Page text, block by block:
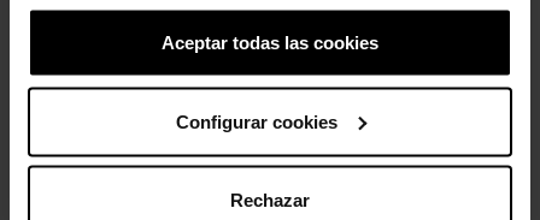
Aceptar todas las cookies
Configurar cookies
Rechazar